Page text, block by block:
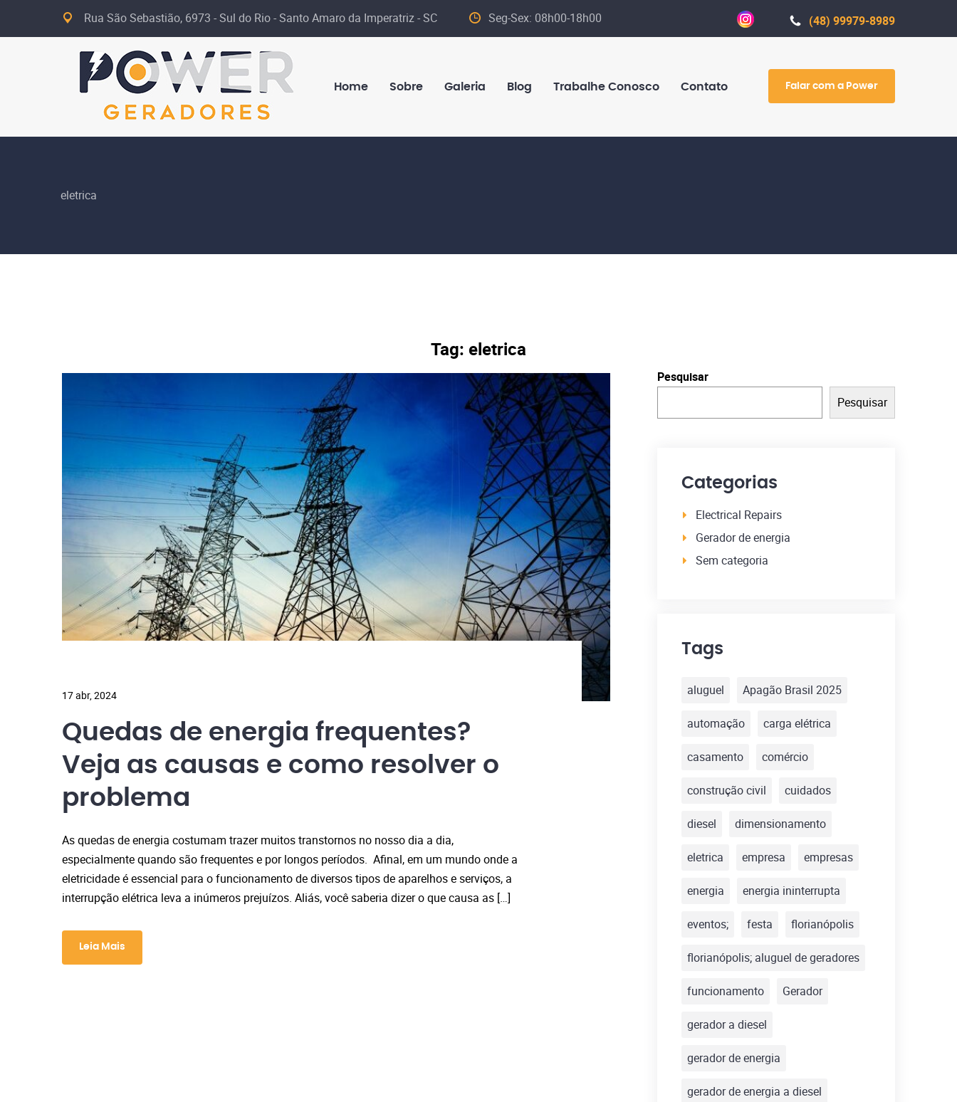
Rua São Sebastião, 6973 - Sul do Rio - Santo Amaro da Imperatriz - SC Seg-Sex: 08h00-18h00 (48) 99979-8989
Home Sobre Galeria Blog Trabalhe Conosco Contato Falar com a Power
eletrica
Tag: eletrica
17 abr, 2024
Quedas de energia frequentes?
Veja as causas e como resolver o
problema
As quedas de energia costumam trazer muitos transtornos no nosso dia a dia,
especialmente quando são frequentes e por longos períodos. Afinal, em um mundo onde a
eletricidade é essencial para o funcionamento de diversos tipos de aparelhos e serviços, a
interrupção elétrica leva a inúmeros prejuízos. Aliás, você saberia dizer o que causa as […]
Leia Mais
Pesquisar
Pesquisar
Categorias
Electrical Repairs
Gerador de energia
Sem categoria
Tags
aluguel Apagão Brasil 2025
automação carga elétrica
casamento comércio
construção civil cuidados
diesel dimensionamento
eletrica empresa empresas
energia energia ininterrupta
eventos; festa florianópolis
florianópolis; aluguel de geradores
funcionamento Gerador
gerador a diesel
gerador de energia
gerador de energia a diesel